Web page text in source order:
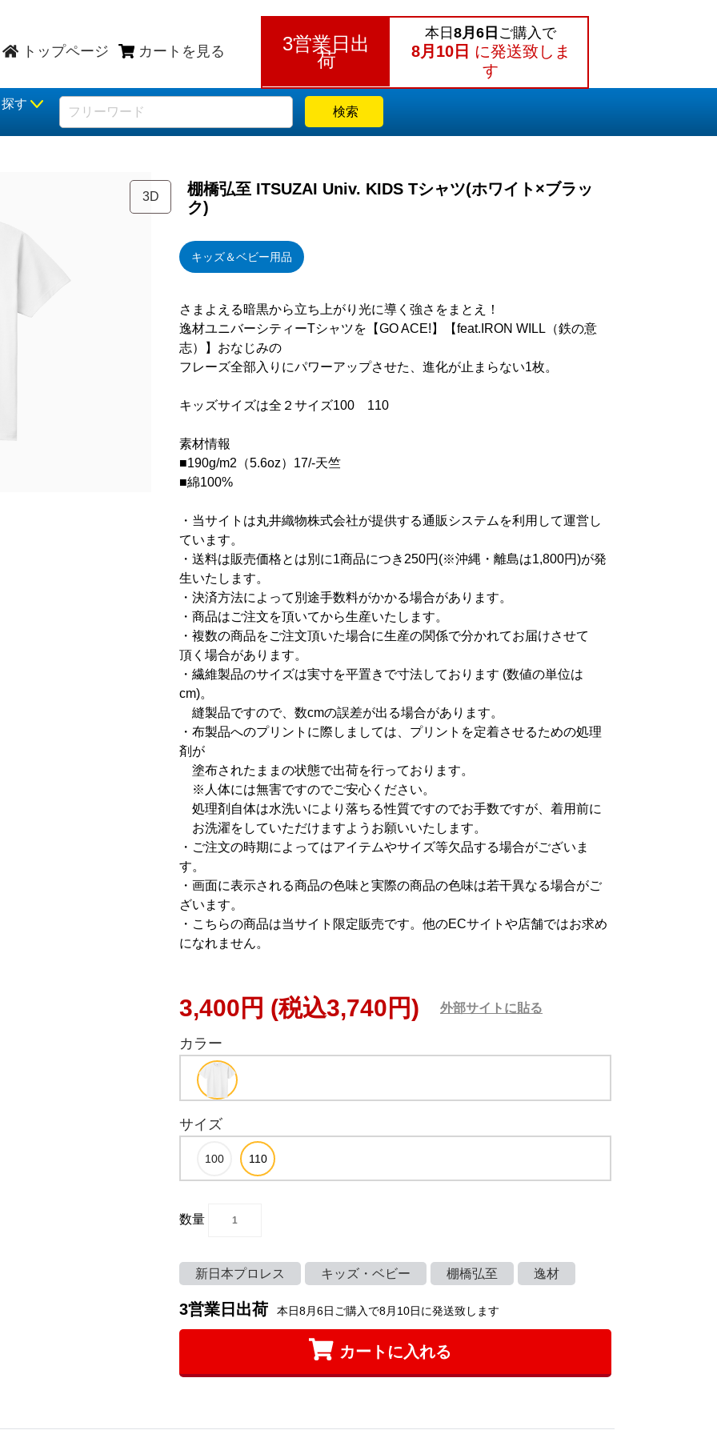
トップページ カートを見る 3営業日出
荷
本日8月6日 ご購入で
8月10日 に発送致しま
す
す
検索
3D
棚橋弘至 ITSUZAI Univ. KIDS Tシャツ(ホワイト×ブラッ
ク)
キッズ＆ベビー用品
さまよえる暗黒から立ち上がり光に導く強さをまとえ！
逸材ユニバーシティーTシャツを【GO ACE!】【feat.IRON WILL（鉄の意
志）】おなじみの
フレーズ全部入りにパワーアップさせた、進化が止まらない1枚。
キッズサイズは全２サイズ100 110
素材情報
■190g/m2（5.6oz）17/-天竺
■綿100%
・当サイトは丸井織物株式会社が提供する通販システムを利用して運営し
ています。
・送料は販売価格とは別に1商品につき250円(※沖縄・離島は1,800円)が発
生いたします。
・決済方法によって別途手数料がかかる場合があります。
・商品はご注文を頂いてから生産いたします。
・複数の商品をご注文頂いた場合に生産の関係で分かれてお届けさせて
頂く場合があります。
・繊維製品のサイズは実寸を平置きで寸法しております (数値の単位は
cm)。
縫製品ですので、数cmの誤差が出る場合があります。
・布製品へのプリントに際しましては、プリントを定着させるための処理
剤が
塗布されたままの状態で出荷を行っております。
※人体には無害ですのでご安心ください。
処理剤自体は水洗いにより落ちる性質ですのでお手数ですが、着用前に
お洗濯をしていただけますようお願いいたします。
・ご注文の時期によってはアイテムやサイズ等欠品する場合がございま
す。
・画面に表示される商品の色味と実際の商品の色味は若干異なる場合がご
ざいます。
・こちらの商品は当サイト限定販売です。他のECサイトや店舗ではお求め
になれません。
3,400円 (税込3,740円) 外部サイトに貼る
カラー
サイズ
数量
新日本プロレス キッズ・ベビー 棚橋弘至 逸材
3営業日出荷 本日8月6日ご購入で8月10日に発送致します
カートに入れる